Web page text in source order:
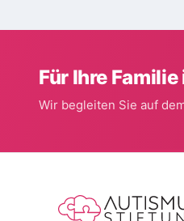
Für Ihre
Wir begleiten Sie auf